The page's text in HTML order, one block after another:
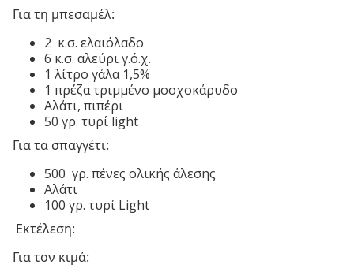
Για τη μπεσαμέλ:
2 κ.σ. ελαιόλαδο
6 κ.σ. αλεύρι γ.ό.χ.
1 λίτρο γάλα 1,5%
1 πρέζα τριμμένο μοσχοκάρυδο
Αλάτι, πιπέρι
50 γρ. τυρί light
Για τα σπαγγέτι:
500 γρ. πένες ολικής άλεσης
Αλάτι
100 γρ. τυρί Light
Εκτέλεση:
Για τον κιμά: